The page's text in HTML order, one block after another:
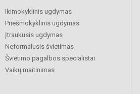
Ikimokyklinis ugdymas
Priešmokyklinis ugdymas
Įtraukusis ugdymas
Neformalusis švietimas
Švietimo pagalbos specialistai
Vaikų maitinimas